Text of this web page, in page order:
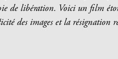
de libération. Voici un film
des images et la résignation